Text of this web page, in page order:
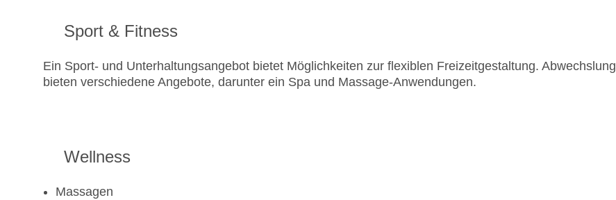
Sport & Fitness
Ein Sport- und Unterhaltungsangebot bietet Möglichkeiten zur flexiblen Freizeitgestaltung. Abwechslung
bieten verschiedene Angebote, darunter ein Spa und Massage-Anwendungen.
Wellness
Massagen